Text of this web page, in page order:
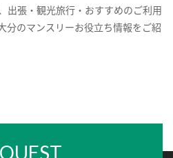
出張・観光旅行・おすすめのご利用
分のマンスリーお役立ち情報をご紹